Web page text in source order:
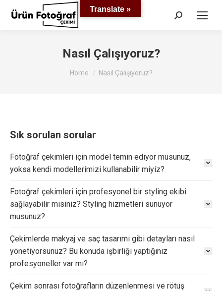
Search:
Nasıl Çalışıyoruz?
You are here:
Home Nasıl Çalışıyoruz?
Sık sorulan sorular
Fotoğraf çekimleri için model temin ediyor musunuz,
yoksa kendi modellerimizi kullanabilir miyiz?
Fotoğraf çekimleri için profesyonel bir styling ekibi
sağlayabilir misiniz? Styling hizmetleri sunuyor
musunuz?
Çekimlerde makyaj ve saç tasarımı gibi detayları nasıl
yönetiyorsunuz? Bu konuda işbirliği yaptığınız
profesyoneller var mı?
Çekim sonrası fotoğrafların düzenlenmesi ve rötuş
Translate »